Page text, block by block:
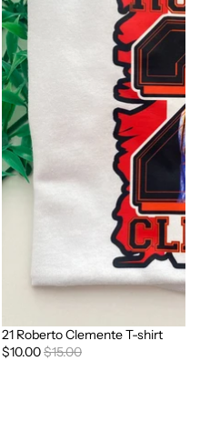
Sale
21 Roberto Clemente T-shirt
$10.00$15.00